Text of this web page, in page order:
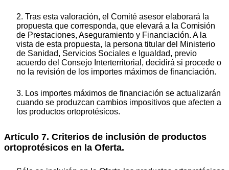
2. Tras esta valoración, el Comité asesor elaborará la
propuesta que corresponda, que elevará a la Comisión
de Prestaciones, Aseguramiento y Financiación. A la
vista de esta propuesta, la persona titular del Ministerio
de Sanidad, Servicios Sociales e Igualdad, previo
acuerdo del Consejo Interterritorial, decidirá si procede o
no la revisión de los importes máximos de financiación.
3. Los importes máximos de financiación se actualizarán
cuando se produzcan cambios impositivos que afecten a
los productos ortoprotésicos.
Artículo 7. Criterios de inclusión de productos
ortoprotésicos en la Oferta.